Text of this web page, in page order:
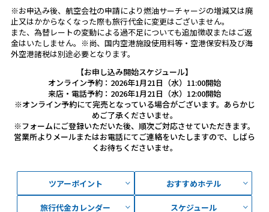
※お申込み後、航空会社の申請により燃油サーチャージの増減又は廃
止又はかからなくなった際も旅行代金に変更はございません。
また、為替レートの変動による過不足についても追加徴収またはご返
金はいたしません。※尚、国内空港施設使用料等・空港保安料及び海
外空港諸税は別途必要となります。
【お申し込み開始スケジュール】
オンライン予約：2026年1月21日（水）11:00開始
来店・電話予約：2026年1月21日（水）12:00開始
※オンライン予約にて完売となっている場合がございます。あらかじ
めご了承くださいませ。
※フォームにご登録いただいた後、順次ご対応させていただきます。
営業所よりメールまたはお電話にてご連絡をいたしますので、しばら
くお待ちくださいませ。
ツアーポイント おすすめホテル
旅行代金カレンダー スケジュール